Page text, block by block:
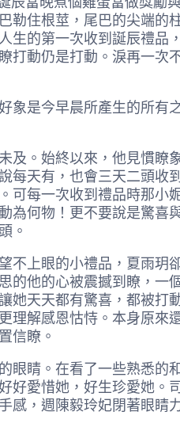
住根莖，尾巴的尖端的
的第一次收到誕辰禮品
動仍是打動。淚再一次
是今早晨所產生的所有
。始終以來，他見慣瞭
天有，也會三天二頭收
每一次收到禮品時那小
何物！更不要說是驚喜
。
上眼的小禮品，夏雨玥
他的心被震撼到瞭，一
天天都有驚喜，都被打
解感恩怙恃。本身原來
信瞭。
睛。在看了一些熟悉的
愛惜她，好生珍愛她。
，週陳毅玲妃閉著眼睛